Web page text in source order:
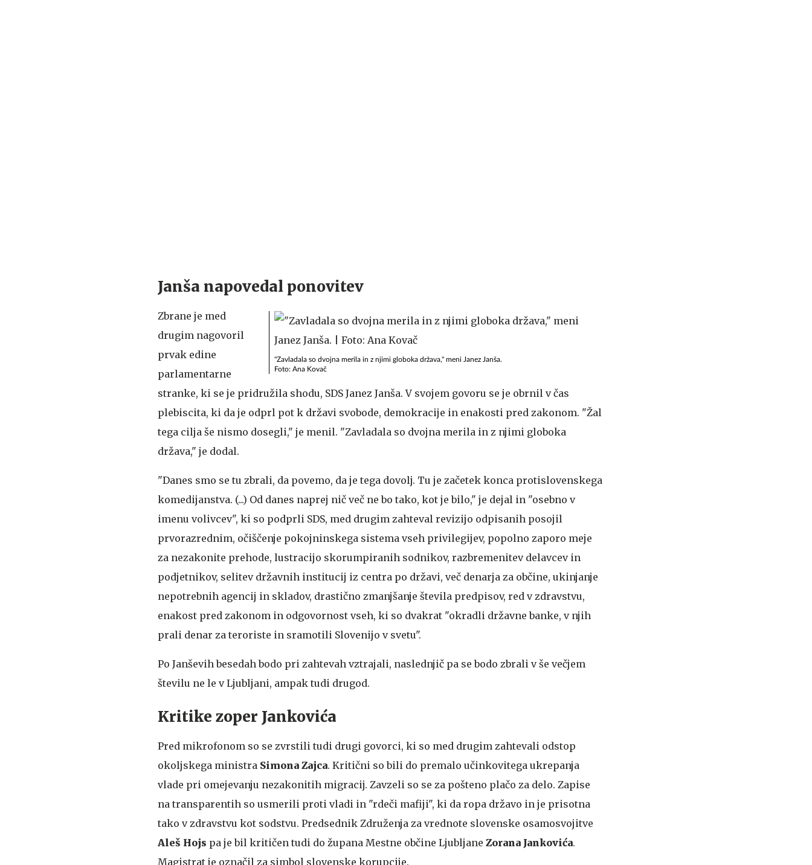
Janša napovedal ponovitev
"Zavladala so dvojna merila in z njimi globoka država," meni Janez Janša.
Foto: Ana Kovač
Zbrane je med
drugim nagovoril
prvak edine
parlamentarne
stranke, ki se je pridružila shodu, SDS Janez Janša. V svojem govoru se je obrnil v čas
plebiscita, ki da je odprl pot k državi svobode, demokracije in enakosti pred zakonom. "Žal
tega cilja še nismo dosegli," je menil. "Zavladala so dvojna merila in z njimi globoka
država," je dodal.
"Danes smo se tu zbrali, da povemo, da je tega dovolj. Tu je začetek konca protislovenskega
komedijanstva. (...) Od danes naprej nič več ne bo tako, kot je bilo," je dejal in "osebno v
imenu volivcev", ki so podprli SDS, med drugim zahteval revizijo odpisanih posojil
prvorazrednim, očiščenje pokojninskega sistema vseh privilegijev, popolno zaporo meje
za nezakonite prehode, lustracijo skorumpiranih sodnikov, razbremenitev delavcev in
podjetnikov, selitev državnih institucij iz centra po državi, več denarja za občine, ukinjanje
nepotrebnih agencij in skladov, drastično zmanjšanje števila predpisov, red v zdravstvu,
enakost pred zakonom in odgovornost vseh, ki so dvakrat "okradli državne banke, v njih
prali denar za teroriste in sramotili Slovenijo v svetu".
Po Janševih besedah bodo pri zahtevah vztrajali, naslednjič pa se bodo zbrali v še večjem
številu ne le v Ljubljani, ampak tudi drugod.
Kritike zoper Jankovića
Pred mikrofonom so se zvrstili tudi drugi govorci, ki so med drugim zahtevali odstop
okoljskega ministra Simona Zajca. Kritični so bili do premalo učinkovitega ukrepanja
vlade pri omejevanju nezakonitih migracij. Zavzeli so se za pošteno plačo za delo. Zapise
na transparentih so usmerili proti vladi in "rdeči mafiji", ki da ropa državo in je prisotna
tako v zdravstvu kot sodstvu. Predsednik Združenja za vrednote slovenske osamosvojitve
Aleš Hojs pa je bil kritičen tudi do župana Mestne občine Ljubljane Zorana Jankovića.
Magistrat je označil za simbol slovenske korupcije.